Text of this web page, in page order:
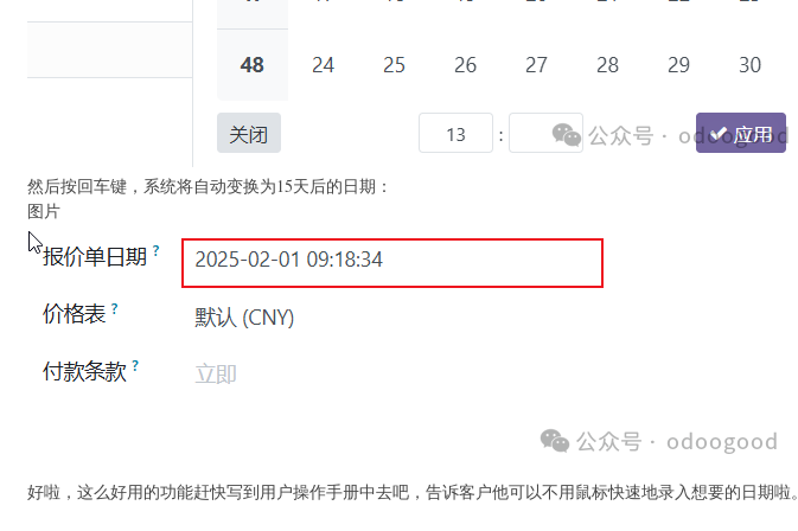
然后按回车键，系统将自动变换为15天后的日期：
图片
好啦，这么好用的功能赶快写到用户操作手册中去吧，告诉客户他可以不用鼠标快速地录入想要的日期啦。